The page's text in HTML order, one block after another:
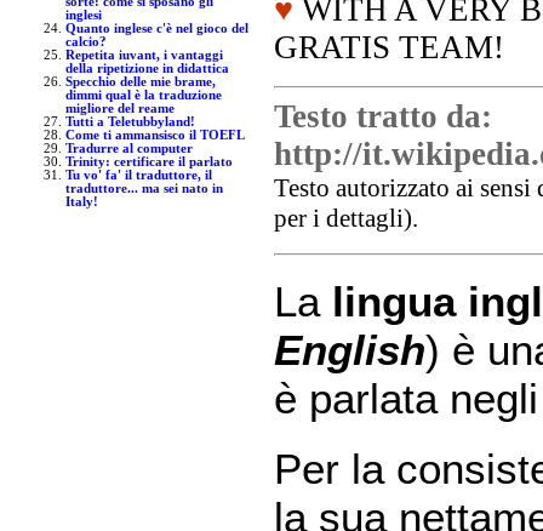
inglesi
Quanto inglese c'è nel gioco del
calcio?
Repetita iuvant, i vantaggi
della ripetizione in didattica
Specchio delle mie brame,
dimmi qual è la traduzione
migliore del reame
Tutti a Teletubbyland!
Come ti ammansisco il TOEFL
Tradurre al computer
Trinity: certificare il parlato
Tu vo' fa' il traduttore, il
traduttore... ma sei nato in
Italy!
♥ WITH A VERY
GRATIS TEAM!
Testo tratto da:
http://
Testo autorizzato ai
per i dettagli).
La lingua
English) è
è parlata
Per la
la sua